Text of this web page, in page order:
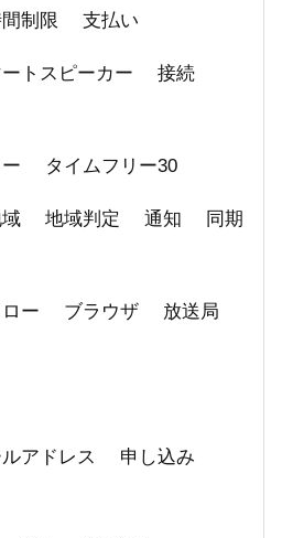
制限 支払い
トスピーカー 接続
タイムフリー30
地域判定 通知 同期
ー ブラウザ 放送局
アドレス 申し込み